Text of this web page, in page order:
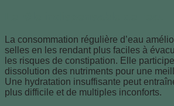
La consommation régulière d’eau
selles en les rendant plus faciles à
les risques de constipation. Elle
dissolution des nutriments pour une
Une hydratation insuffisante peut
plus difficile et de multiples inconforts.